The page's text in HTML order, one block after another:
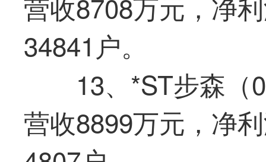
34841户。
13、*ST步森（
营收8899万元，净